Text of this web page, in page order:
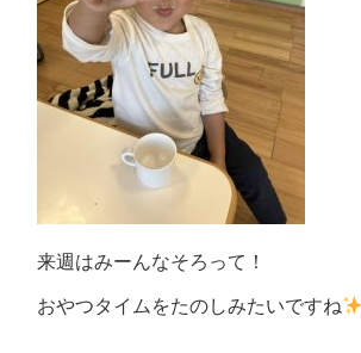
来週はみーんなそろって！
おやつタイムをたのしみたいですね